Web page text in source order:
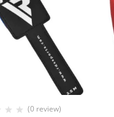
(0 review)